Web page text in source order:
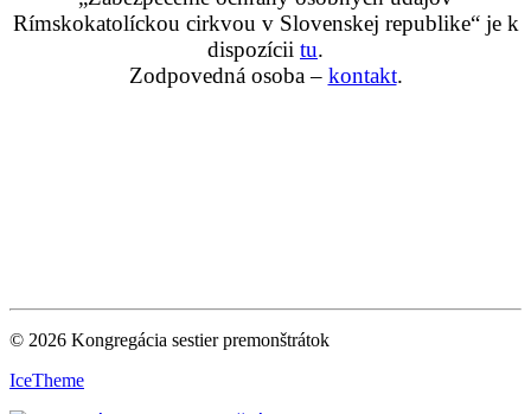
Rímskokatolíckou cirkvou v Slovenskej republike“ je k
dispozícii tu.
Zodpovedná osoba – kontakt.
© 2026 Kongregácia sestier premonštrátok
IceTheme